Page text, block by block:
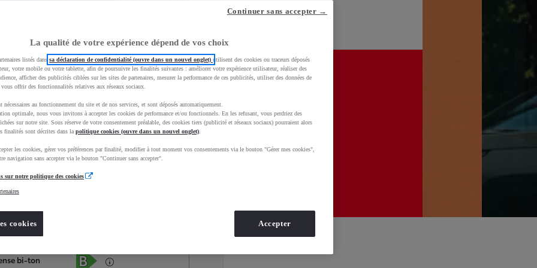
Services Concession
Occasions
bi-ton
La qualité de votre expérience dépend de vos choix
listés dans sa déclaration de confidentialité (ouvre dans un nouvel onglet) utilisent des cookies ou traceurs déposés
votre mobile ou votre tablette, afin de poursuivre les finalités suivantes : améliorer votre expérience utilisateur, réaliser des
afficher des publicités ciblées sur les sites de partenaires, mesurer la performance de ces publicités, utiliser des données de
offrir des fonctionnalités relatives aux réseaux sociaux.
nécessaires au fonctionnement du site et de nos services, et sont déposés automatiquement.
optimale, nous vous invitons à accepter les cookies de performance et/ou fonctionnels. En les refusant, vous perdriez des
sur notre site. Sous réserve de votre consentement préalable, des cookies tiers (publicité et réseaux sociaux) pourraient alors
finalités sont décrites dans la politique cookies (ouvre dans un nouvel onglet)
les cookies, gérer vos préférences par finalité, modifier à tout moment vos consentements via le bouton "Gérer mes cookies",
navigation sans accepter via le bouton "Continuer sans accepter".
sur notre politique des cookies
cookies
Continuer sans accepter →
Accepter